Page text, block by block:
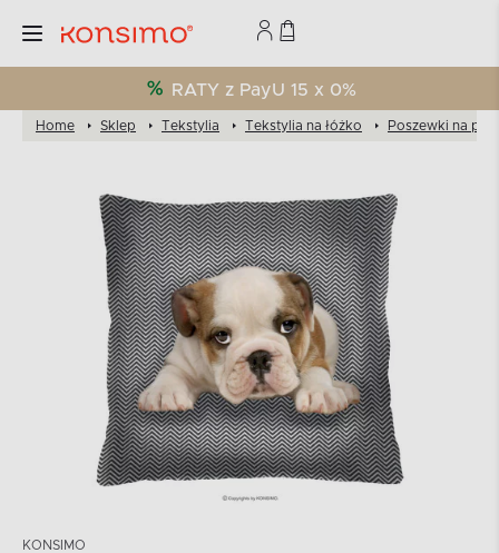
RATY z PayU 15 x 0%
Home Sklep Tekstylia Tekstylia na łóżko Poszewki na
KONSIMO